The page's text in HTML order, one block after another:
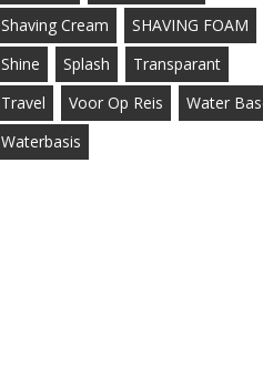
Shaving Cream
SHAVING FOAM
Shine
Splash
Transparant
Travel
Voor Op Reis
Water
Waterbasis